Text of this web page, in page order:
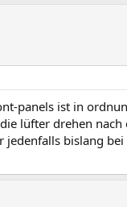
panels ist in
lüfter drehen nach
jedenfalls bislang